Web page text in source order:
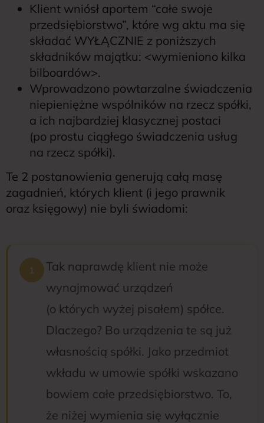
Klient wniósł aportem “całe swoje
przedsiębiorstwo”, które wg aktu ma się
składać WYŁĄCZNIE z poniższych
składników majątku: <wymieniono kilka
bilboardów>.
Wprowadzono powtarzalne świadczenia
niepieniężne wspólników na rzecz spółki,
a ich najbardziej klasycznej postaci
(po prostu ciągłego świadczenia usług
na rzecz spółki).
Te 2 postanowienia generują całą masę
zagadnień, których klient (i jego prawnik
oraz księgowy) nie byli świadomi:
Tak naprawdę klient nie może
wynajmować urządzeń
(o których wyżej pisałem) spółce.
Dlaczego? Bo urządzenia te są już
własnością spółki. Jako przedmiot
wkładu w umowie spółki wskazano
bowiem całe przedsiębiorstwo. To,
że niżej wymienia się wyłącznie